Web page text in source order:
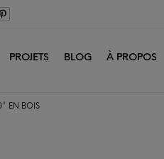
PROJETS BLOG À PROPOS
EN BOIS